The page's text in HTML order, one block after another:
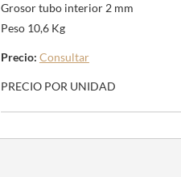
Grosor tubo interior 2 mm
Peso 10,6 Kg
Precio: Consultar
PRECIO POR UNIDAD